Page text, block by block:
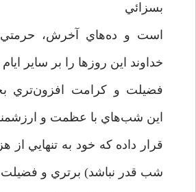
بسزائي
است و ده‌هاي آخرش، حرمتي
خداوند اين روزها را بر ساير
فضيلت و کرامت افزون‌تري
اين شب‌هاي با عظمت و
قرار داده که خود به تنهايي از
شب قدر نباشد) برتري و فضيلت